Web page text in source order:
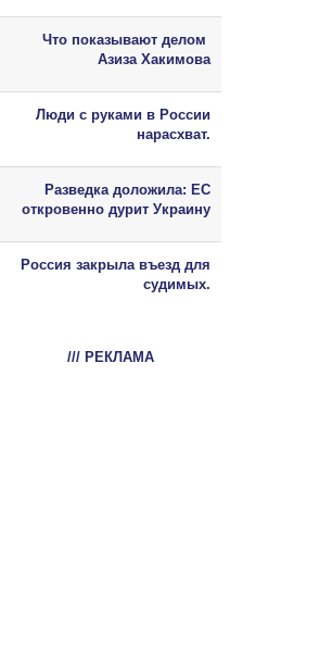
Что показывают делом
Азиза Хакимова
Люди с руками в России
нарасхват.
Разведка доложила: ЕС
откровенно дурит Украину
Россия закрыла въезд для
судимых.
/// РЕКЛАМА